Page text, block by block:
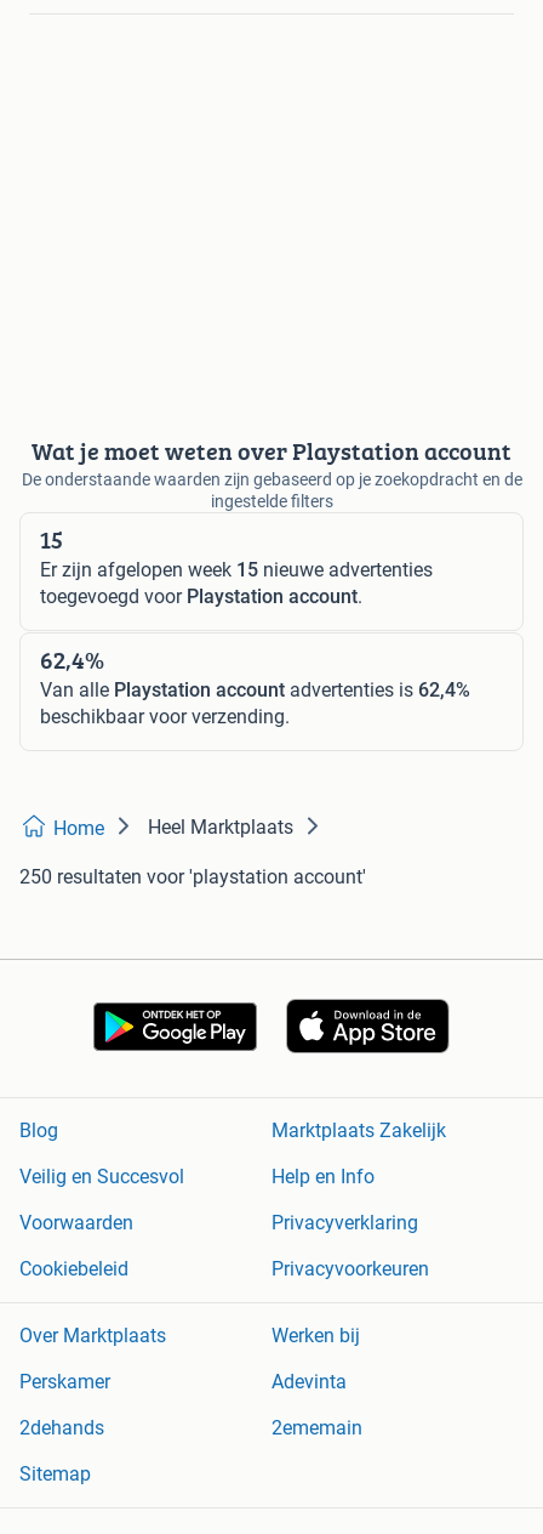
Wat je moet weten over Playstation account
De onderstaande waarden zijn gebaseerd op je zoekopdracht en de
ingestelde filters
15
Er zijn afgelopen week 15 nieuwe advertenties
toegevoegd voor Playstation account.
62,4%
Van alle Playstation account advertenties is 62,4%
beschikbaar voor verzending.
Home Heel Marktplaats
250 resultaten voor 'playstation account'
Blog
Marktplaats Zakelijk
Veilig en Succesvol
Help en Info
Voorwaarden
Privacyverklaring
Cookiebeleid
Privacyvoorkeuren
Over Marktplaats
Werken bij
Perskamer
Adevinta
2dehands
2ememain
Sitemap